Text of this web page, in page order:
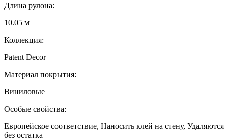
Длина рулона:
10.05 м
Коллекция:
Patent Decor
Материал покрытия:
Виниловые
Особые свойства:
Европейское соответствие, Наносить клей на стену, Удаляются
без остатка